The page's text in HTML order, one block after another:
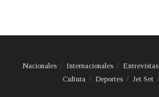
Nacionales Internacionales Entrevistas
Cultura
Deportes Jet Set